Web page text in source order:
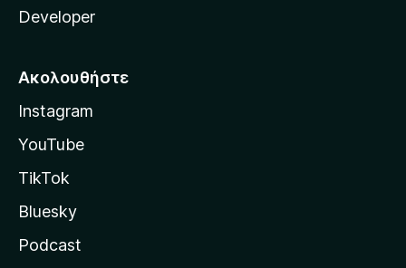
Developer
Ακολουθήστε
Instagram
YouTube
TikTok
Bluesky
Podcast